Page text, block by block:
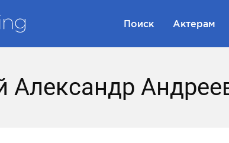
Поиск Актерам
Александр